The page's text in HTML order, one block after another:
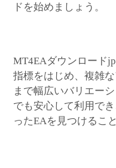
ドを始めましょう。
MT4EAダウンロード
指標をはじめ、複雑
まで幅広いバリエー
でも安心して利用で
ったEAを見つけるこ